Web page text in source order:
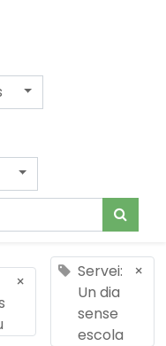
×
Servei:
Un dia
sense
escola
×